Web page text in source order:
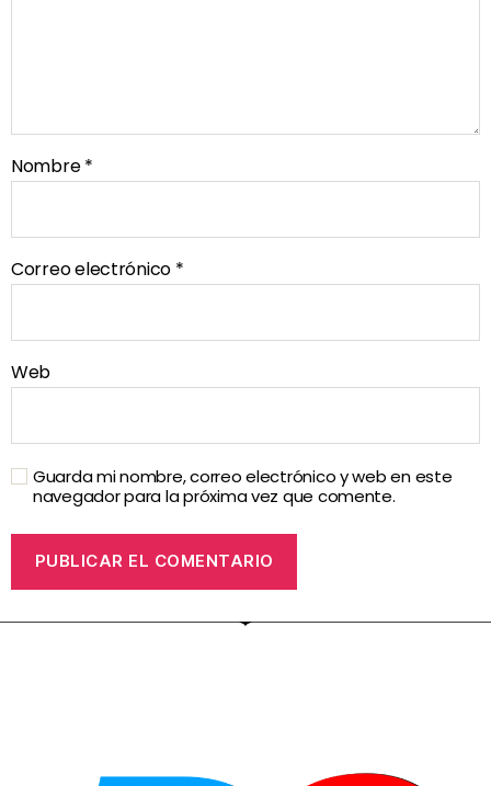
Nombre*
Correo electrónico *
Web
Guarda mi nombre, correo electrónico y web en este
navegador para la próxima vez que comente.